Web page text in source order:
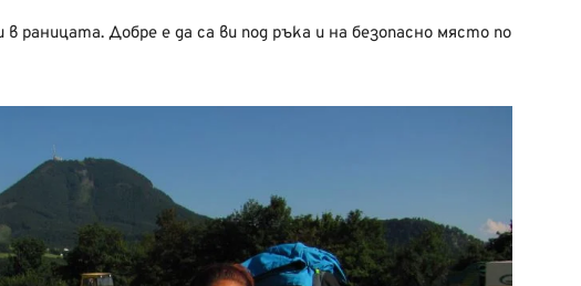
раницата. Добре е да са ви под ръка и на безопасно място по